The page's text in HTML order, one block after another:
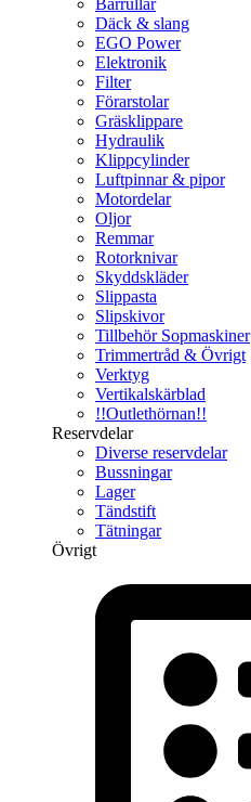
Bärrullar
Däck & slang
EGO Power
Elektronik
Filter
Förarstolar
Gräsklippare
Hydraulik
Klippcylinder
Luftpinnar & pipor
Motordelar
Oljor
Remmar
Rotorknivar
Skyddskläder
Slippasta
Slipskivor
Tillbehör Sopmaskiner
Trimmertråd & Övrigt
Verktyg
Vertikalskärblad
!!Outlethörnan!!
Reservdelar
Diverse reservdelar
Bussningar
Lager
Tändstift
Tätningar
Övrigt